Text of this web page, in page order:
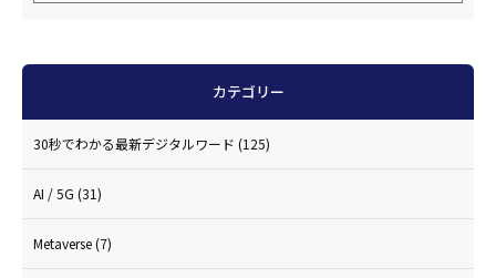
カテゴリー
30秒でわかる最新デジタルワード (125)
AI / 5G (31)
Metaverse(7)